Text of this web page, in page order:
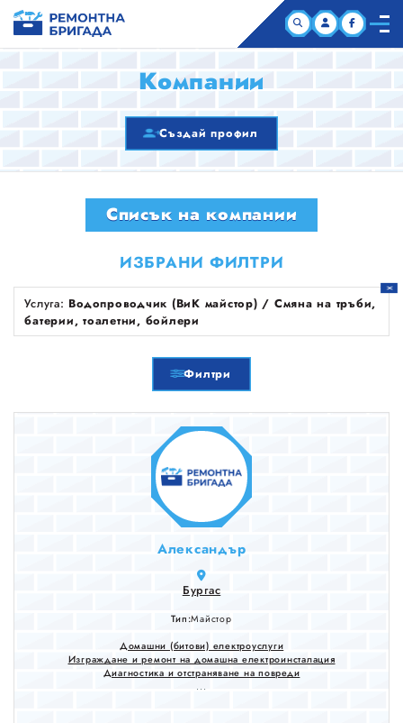
КОМПАНИИ
ЗА НАС
Компании
Създай профил
Списък на компании
ИЗБРАНИ ФИЛТРИ
Услуга: Водопроводчик (ВиК майстор) / Смяна на тръби,
батерии, тоалетни, бойлери
Филтри
Александър
Бургас
Тип:Майстор
Домашни (битови) електроуслуги
Изграждане и ремонт на домашна електроинсталация
Диагностика и отстраняване на повреди
...